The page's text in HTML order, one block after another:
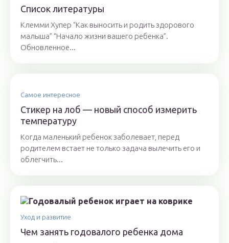
Список литературы
Клемми Хупер “Как выносить и родить здорового
малыша” “Начало жизни вашего ребенка”.
Обновленное...
Самое интересное
Стикер на лоб — новый способ измерить
температуру
Когда маленький ребенок заболевает, перед
родителем встает не только задача вылечить его и
облегчить...
Уход и развитие
Чем занять годовалого ребенка дома